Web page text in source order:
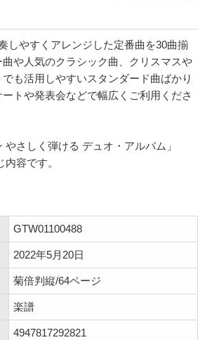
しやすくアレンジした定番曲を30曲揃
や人気のクラシック曲、クリスマスや
も活用しやすいスタンダード曲ばかり
トや発表会などで幅広くご利用くださ
さしく弾ける デュオ・アルバム」
容です。
GTW01100488
2022年5月20日
菊倍判縦/64ページ
楽譜
4947817292821